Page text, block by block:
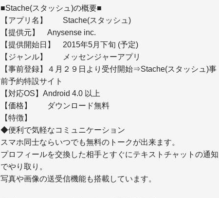
■Stache(スタッシュ)の概要■
【アプリ名】	Stache(スタッシュ)
【提供元】	Anysense inc.
【提供開始日】	2015年5月下旬 (予定)
【ジャンル】	メッセンジャーアプリ
【事前登録】４月２９日より受付開始⇒Stache(スタッシュ)事
前予約特設サイト
【対応OS】Android 4.0 以上
【価格】	ダウンロード無料
【特徴】
◆便利で気軽なコミュニケーション
スマホ同士ならいつでも無料のトークが出来ます。
プロフィールを交換した相手とすぐにテキストチャットの通知
でやり取り。
写真や画像の送受信機能も搭載しています。